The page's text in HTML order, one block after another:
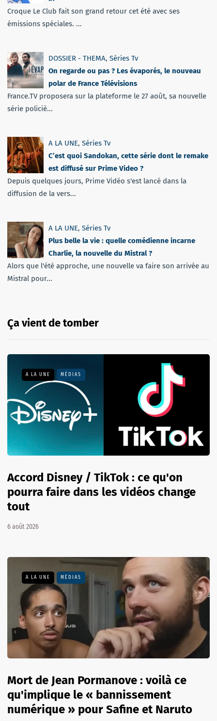
Croque Le Club fait son grand retour cet été avec ses
émissions spéciales. ...
DOSSIER - THEMA, Séries Tv
On regarde ou pas ? Les évaporés, le nouveau
polar de France Télévisions
France.TV proposera sur la plateforme le 27 août, sa nouvelle
série policiè...
A LA UNE, Séries Tv
C’est quoi Sandokan, cette série dont le remake
est diffusé sur Prime Video ?
Depuis quelques jours, Prime Vidéo s'est lancé dans la
diffusion de la vers...
A LA UNE, Séries Tv
Plus belle la vie : quelle comédienne incarne
Charlie, la nouvelle du Mistral ?
Alors que l'été approche, une nouvelle va faire son arrivée au
Mistral pour...
Ça vient de tomber
A LA UNE MÉDIAS
Accord Disney / TikTok : ce qu'on
pourra faire dans les vidéos change
tout
6 août 2026
A LA UNE MÉDIAS
Mort de Jean Pormanove : voilà ce
qu'implique le « bannissement
numérique » pour Safine et Naruto